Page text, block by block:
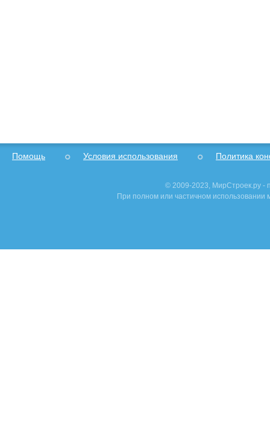
Помощь Условия использования Политика
© 2009-2023, МирСтроек.ру -
При полном или частичном использовании